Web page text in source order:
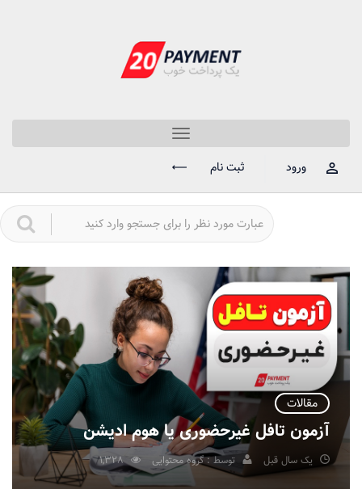
Toggle
navigation
ورود
ثبت نام
مقالات
آزمون تافل غیرحضوری یا هوم ادیشن
یک سال قبل توسط : گروه محتوایی 1,328